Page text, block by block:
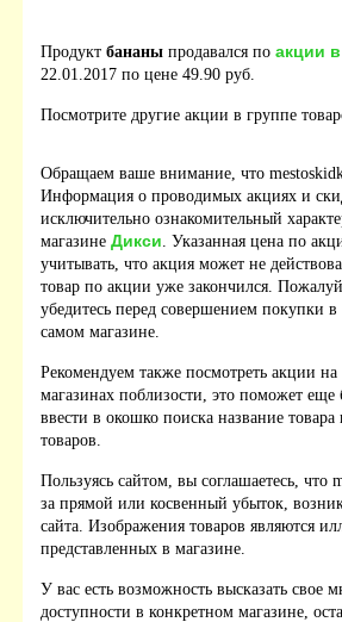
Продукт бананы продавался по акции
22.01.2017 по цене 49.90 руб.
Посмотрите другие акции в группе
Обращаем ваше внимание, что
Информация о проводимых акциях и
исключительно ознакомительный
магазине Дикси. Указанная цена по
учитывать, что акция может не
товар по акции уже закончился.
убедитесь перед совершением покупки
самом магазине.
Рекомендуем также посмотреть акции
магазинах поблизости, это поможет еще
ввести в окошко поиска название
товаров.
Пользуясь сайтом, вы соглашаетесь, что
за прямой или косвенный убыток,
сайта. Изображения товаров являются
представленных в магазине.
У вас есть возможность высказать свое
доступности в конкретном магазине,